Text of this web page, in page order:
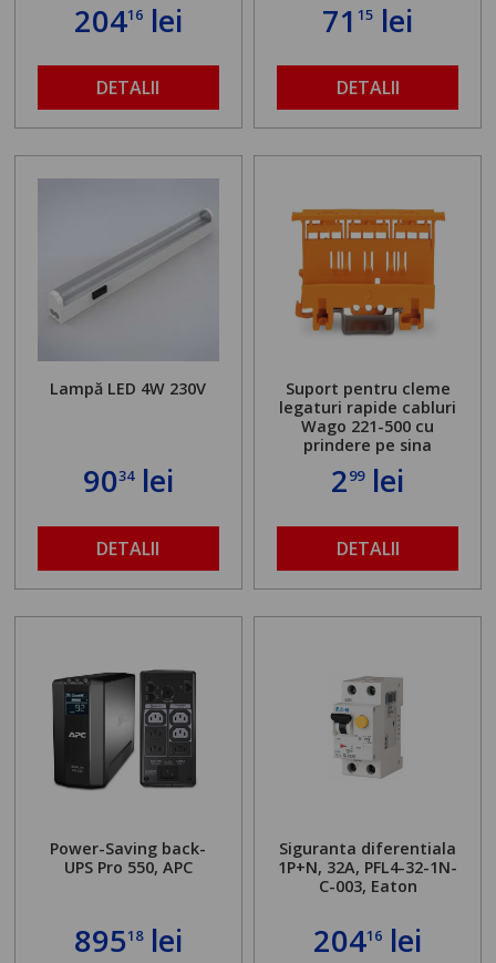
20416lei
DETALII
7115 lei
DETALII
Lampă LED 4W 230V
9034lei
DETALII
Suport pentru cleme
legaturi rapide cabluri
Wago 221-500 cu
prindere pe sina
299lei
DETALII
Power-Saving back-
UPS Pro 550, APC
89518lei
Siguranta diferentiala
1P+N, 32A, PFL4-32-1N-
C-003, Eaton
20416 lei